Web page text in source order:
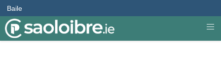
Baile